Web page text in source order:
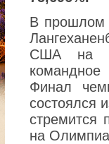
В прошлом
США на
Финал
состоялся
стремится
на